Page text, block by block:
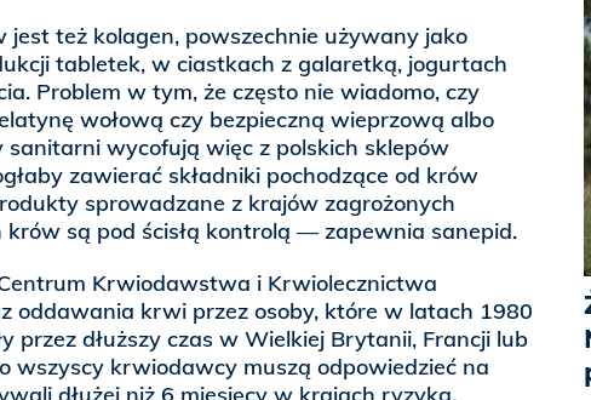
jest też kolagen, powszechnie używany jako
tabletek, w ciastkach z galaretką, jogurtach
Problem w tym, że często nie wiadomo, czy
wołową czy bezpieczną wieprzową albo
sanitarni wycofują więc z polskich sklepów
zawierać składniki pochodzące od krów
sprowadzane z krajów zagrożonych
krów są pod ścisłą kontrolą — zapewnia sanepid.
Krwiodawstwa i Krwiolecznictwa
oddawania krwi przez osoby, które w latach 1980
przez dłuższy czas w Wielkiej Brytanii, Francji lub
wszyscy krwiodawcy muszą odpowiedzieć na